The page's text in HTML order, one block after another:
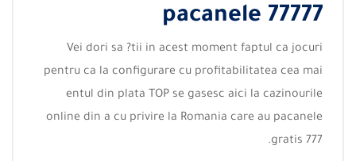
pacanele 77777
Vei dori sa ?tii in acest moment faptul ca jocuri
pentru ca la configurare cu profitabilitatea cea mai
entul din plata TOP se gasesc aici la cazinourile
online din a cu privire la Romania care au pacanele
gratis 777.